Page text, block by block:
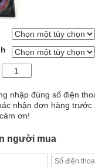
nhập đúng số điện
nhận đơn hàng trước
ơn!
người mua